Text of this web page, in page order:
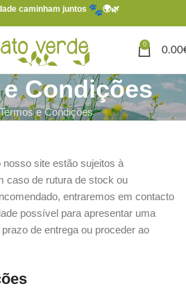
caminham juntos 🌍🌿
0
0.00
Condições
e Condições
site estão sujeitos à
caso de rutura de stock ou
entraremos em contacto
possível para apresentar uma
de entrega ou proceder ao